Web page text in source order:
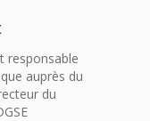
responsable
auprès du
du